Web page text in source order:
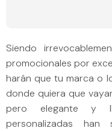
Siendo
promocionales por
harán que tu marca o
donde quiera que
pero elegante y
personalizadas